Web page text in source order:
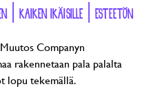
| KAIKEN IKÄISILLE | ESTEETÖN
Companyn
rakennetaan pala palalta
lopu tekemällä.